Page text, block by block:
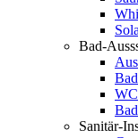
Bad-
Sanitär-